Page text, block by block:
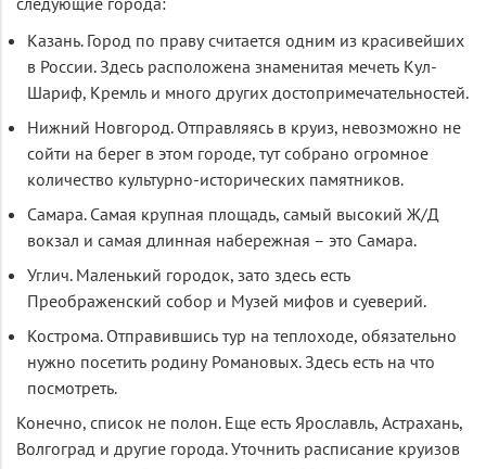
Казань. Город по праву считается одним из красивейших
в России. Здесь расположена знаменитая мечеть Кул-
Шариф, Кремль и много других достопримечательностей.
Нижний Новгород. Отправляясь в круиз, невозможно не
сойти на берег в этом городе, тут собрано огромное
количество культурно-исторических памятников.
Самара. Самая крупная площадь, самый высокий Ж/Д
вокзал и самая длинная набережная – это Самара.
Углич. Маленький городок, зато здесь есть
Преображенский собор и Музей мифов и суеверий.
Кострома. Отправившись тур на теплоходе, обязательно
нужно посетить родину Романовых. Здесь есть на что
посмотреть.
Конечно, список не полон. Еще есть Ярославль, Астрахань,
Волгоград и другие города. Уточнить расписание круизов